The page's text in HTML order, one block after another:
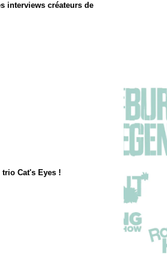
interviews créateurs de
Cat's Eyes !